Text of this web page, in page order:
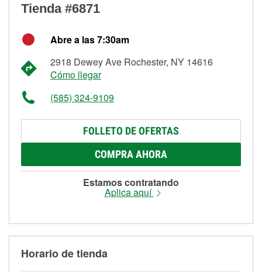
Tienda #6871
Abre a las 7:30am
2918 Dewey Ave Rochester, NY 14616
Cómo llegar
(585) 324-9109
FOLLETO DE OFERTAS
COMPRA AHORA
Estamos contratando
Aplica aquí
Horario de tienda